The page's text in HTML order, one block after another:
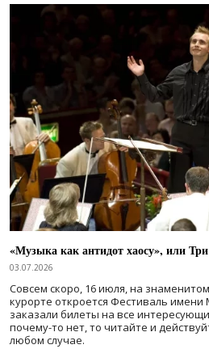
«Музыка как антидот хаосу», или
03.07.2026
Совсем скоро, 16 июля, на
курорте откроется Фестиваль
заказали билеты на все
почему-то нет, то читайте и
любом случае.